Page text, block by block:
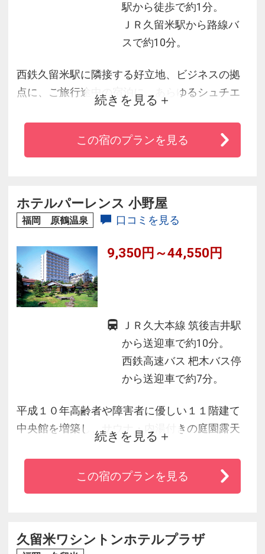
駅から徒歩で約1分。
ＪＲ久留米駅から路線バ
スで約10分。
西鉄久留米駅に隣接する好立地、ビジネスの拠
点に、ご旅行途中の宿泊に、あらゆるシュチエ
ーションにおいて、人と人、心と心の出逢いを
大切に、旅のお手伝をさせて頂きます。
続きを見る
この宿のプランを見る
ホテルパーレンス 小野屋
福岡 原鶴温泉 口コミを見る
9,350円～44,550円
ＪＲ久大本線 筑後吉井駅
から送迎車で約10分。
西鉄高速バス 杷木バス停
から送迎車で約7分。
平成１０年高齢者や障害者に優しい１１階建て
中央館を増築し、サウナ・内湯付きの庭園露天
風呂を新設しました。中央館はプライバシーが
保てる広々とした和洋室で、筑後川が一望でき
ます。温泉は非常になめらかなアルカリ性単純
楽しみ下さい。
続きを見る
この宿のプランを見る
久留米ワシントンホテルプラザ